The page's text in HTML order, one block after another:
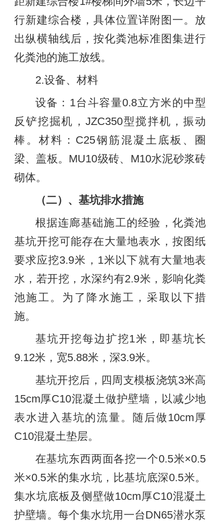
行新建综合楼，具体位置详附图一。放
出纵横轴线后，按化粪池标准图集进行
化粪池的施工放线。
2.设备、材料
设备：1台斗容量0.8立方米的中型
反铲挖掘机，JZC350型搅拌机，振动
棒。材料：C25钢筋混凝土底板、圈
梁、盖板。MU10级砖、M10水泥砂浆砖
砌体。
（二）、基坑排水措施
根据连廊基础施工的经验，化粪池
基坑开挖可能存在大量地表水，按图纸
要求应挖3.9米，1米以下就有大量地表
水，若开挖，水深约有2.9米，影响化粪
池施工。为了降水施工，采取以下措
施。
基坑开挖每边扩挖1米，即基坑长
9.12米，宽5.88米，深3.9米。
基坑开挖后，四周支模板浇筑3米高
15cm厚C10混凝土做护壁墙，以减少地
表水进入基坑的流量。随后做10cm厚
C10混凝土垫层。
在基坑东西两面各挖一个0.5米×0.5
米×0.5米的集水坑，比基坑底深0.5米。
集水坑底板及侧壁做10cm厚C10混凝土
护壁墙。每个集水坑用一台DN65潜水泵